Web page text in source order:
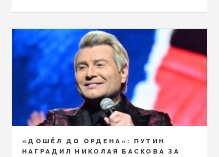
«ДОШЁЛ ДО ОРДЕНА»: ПУТИН
НАГРАДИЛ НИКОЛАЯ БАСКОВА ЗА